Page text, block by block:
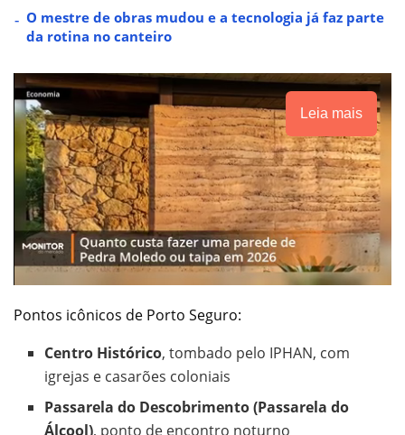
O mestre de obras mudou e a tecnologia já faz parte
da rotina no canteiro
Leia mais
Pontos icônicos de Porto Seguro:
Centro Histórico, tombado pelo IPHAN, com
igrejas e casarões coloniais
Passarela do Descobrimento (Passarela do
Álcool), ponto de encontro noturno